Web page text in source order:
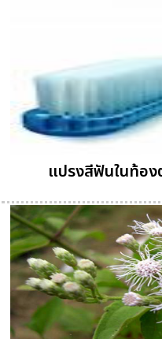
แปรงสีฟันในท้อ